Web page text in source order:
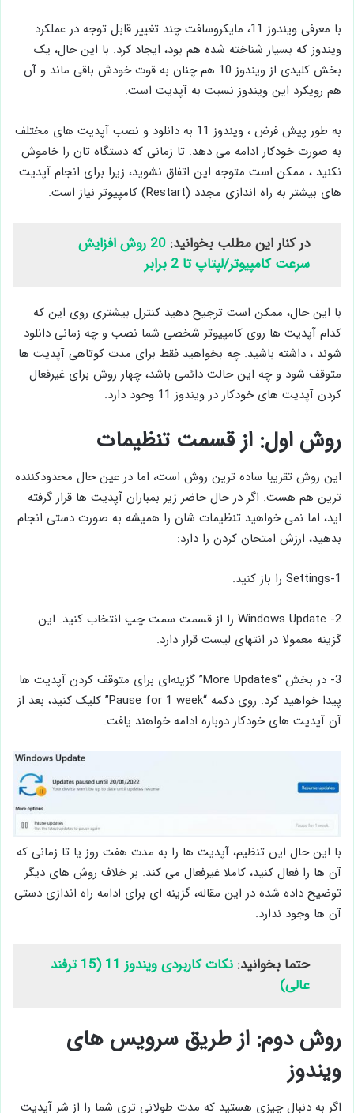
با معرفی ویندوز 11، مایکروسافت چند تغییر قابل توجه در عملکرد
ویندوز که بسیار شناخته شده هم بود، ایجاد کرد. با این حال، یک
بخش کلیدی از ویندوز 10 هم چنان به قوت خودش باقی ماند و آن
هم رویکرد این ویندوز نسبت به آپدیت است.
به طور پیش فرض ، ویندوز 11 به دانلود و نصب آپدیت های مختلف
به صورت خودکار ادامه می دهد. تا زمانی که دستگاه تان را خاموش
نکنید ، ممکن است متوجه این اتفاق نشوید، زیرا برای انجام آپدیت
های بیشتر به راه‌ اندازی مجدد (Restart) کامپیوتر نیاز است.
در کنار این مطلب بخوانید:
20 روش افزایش
سرعت کامپیوتر/لپتاپ تا 2 برابر
با این حال، ممکن است ترجیح دهید کنترل بیشتری روی این که
کدام آپدیت ها روی کامپیوتر شخصی شما نصب و چه زمانی دانلود
‌شوند ، داشته باشید. چه بخواهید فقط برای مدت کوتاهی آپدیت ها
متوقف شود و چه این حالت دائمی باشد، چهار روش برای غیرفعال
کردن آپدیت های خودکار در ویندوز 11 وجود دارد.
روش اول: از قسمت تنظیمات
این روش تقریبا ساده ترین روش است، اما در عین حال محدودکننده
ترین هم هست. اگر در حال حاضر زیر بمباران آپدیت ‌ها قرار گرفته
اید، اما نمی ‌خواهید تنظیمات شان را همیشه به صورت دستی انجام
بدهید، ارزش امتحان کردن را دارد:
1-Settings را باز کنید.
2- Windows Update را از قسمت سمت چپ انتخاب کنید. این
گزینه معمولا در انتهای لیست قرار دارد.
3- در بخش “More Updates” گزینه‌ای برای متوقف کردن آپدیت ها
پیدا خواهید کرد. روی دکمه “Pause for 1 week” کلیک کنید، بعد از
آن آپدیت ‌های خودکار دوباره ادامه خواهند یافت.
با این حال این تنظیم، آپدیت ‌ها را به مدت هفت روز یا تا زمانی که
آن ها را فعال کنید، کاملا غیرفعال می ‌کند. بر خلاف روش های دیگر
توضیح داده شده در این مقاله، گزینه ای برای ادامه راه اندازی دستی
آن ها وجود ندارد.
حتما بخوانید:
نکات کاربردی ویندوز 11 (15 ترفند
عالی)
روش دوم: از طریق سرویس های
ویندوز
اگر به دنبال چیزی هستید که مدت طولانی ‌تری شما را از شر آپدیت